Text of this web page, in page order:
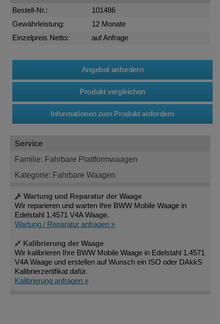
Bestell-Nr.:
101486
Gewährleistung:
12 Monate
Einzelpreis Netto:
auf Anfrage
Service
Familie: Fahrbare Plattformwaagen
Kategorie: Fahrbare Waagen
Wartung und Reparatur der Waage
Wir reparieren und warten Ihre BWW Mobile Waage in
Edelstahl 1.4571 V4A Waage.
Wartung / Reparatur anfragen »
Kalibrierung der Waage
Wir kalibrieren Ihre BWW Mobile Waage in Edelstahl 1.4571
V4A Waage und erstellen auf Wunsch ein ISO oder DAkkS
Kalibrierzertifikat dafür.
Kalibrierung anfragen »